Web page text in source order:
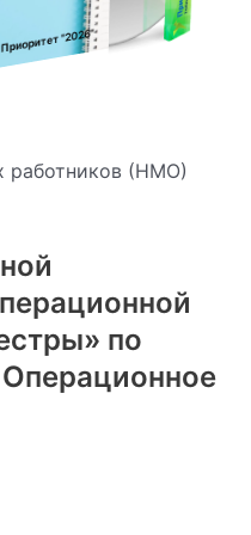
"2026"
работников (НМО)
по